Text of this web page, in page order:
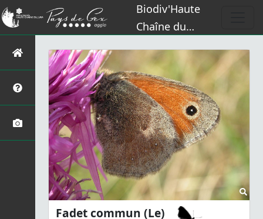
Biodiv'Haute
Chaîne du
Fadet commun (Le)